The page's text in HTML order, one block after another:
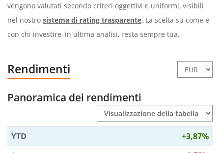
vengono valutati secondo criteri oggettivi e uniformi, visibili
nel nostro sistema di rating trasparente. La scelta su come e
con chi investire, in ultima analisi, resta sempre tua.
Rendimenti
Panoramica dei rendimenti
YTD
+3,87%